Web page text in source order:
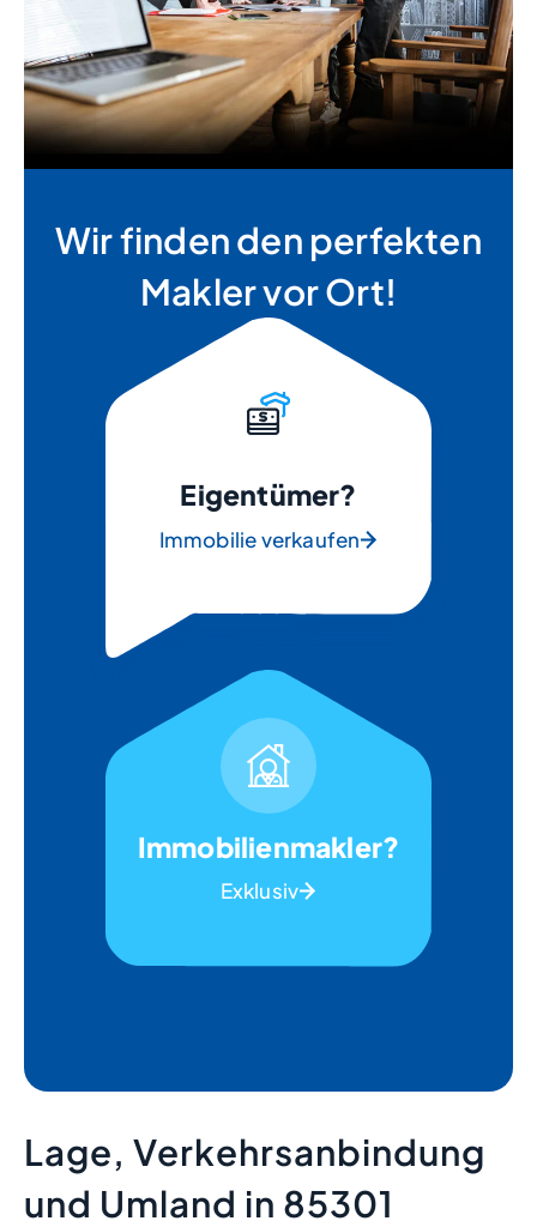
Wir finden den perfekten
Makler vor Ort!
Eigentümer?
Immobilie verkaufen
Immobilienmakler?
Exklusiv
Lage, Verkehrsanbindung
und Umland in 85301